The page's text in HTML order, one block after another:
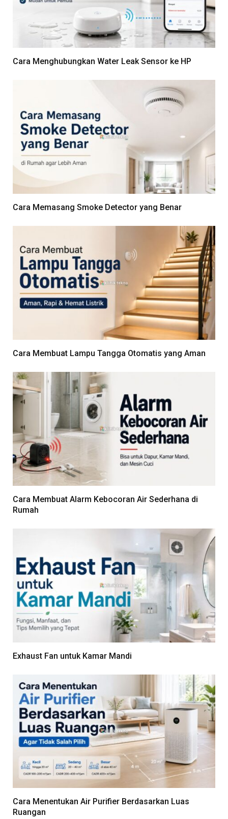
Cara Menghubungkan Water Leak Sensor ke HP
Cara Memasang Smoke Detector yang Benar
Cara Membuat Lampu Tangga Otomatis yang Aman
Cara Membuat Alarm Kebocoran Air Sederhana di
Rumah
Exhaust Fan untuk Kamar Mandi
Cara Menentukan Air Purifier Berdasarkan Luas
Ruangan